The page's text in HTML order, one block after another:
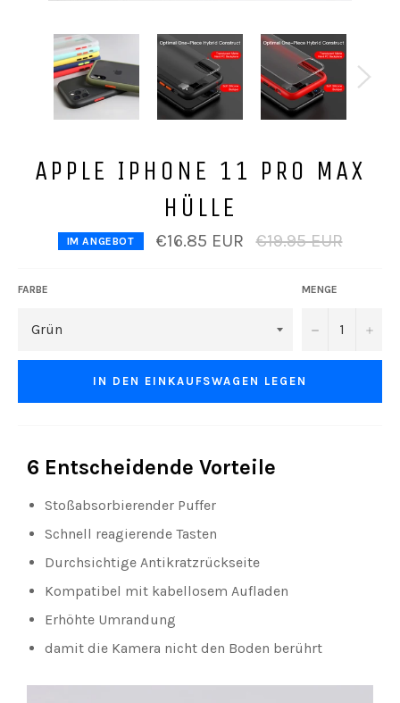
APPLE IPHONE 11 PRO MAX
HÜLLE
IM ANGEBOT €16.85 EUR
Normaler
Preis
€19.95 EUR
FARBE MENGE
− +
IN DEN EINKAUFSWAGEN LEGEN
6 Entscheidende Vorteile
Stoßabsorbierender Puffer
Schnell reagierende Tasten
Durchsichtige Antikratzrückseite
Kompatibel mit kabellosem Aufladen
Erhöhte Umrandung
damit die Kamera nicht den Boden berührt